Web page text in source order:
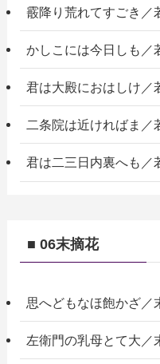
霰降り荒れてすごき／
かしこには今日しも／
君は大殿におはしけ／
二条院は近ければま／
君は二三日内裏へも／
■ 06末摘花
思へどもなほ飽かざ／
左衛門の乳母とて大／